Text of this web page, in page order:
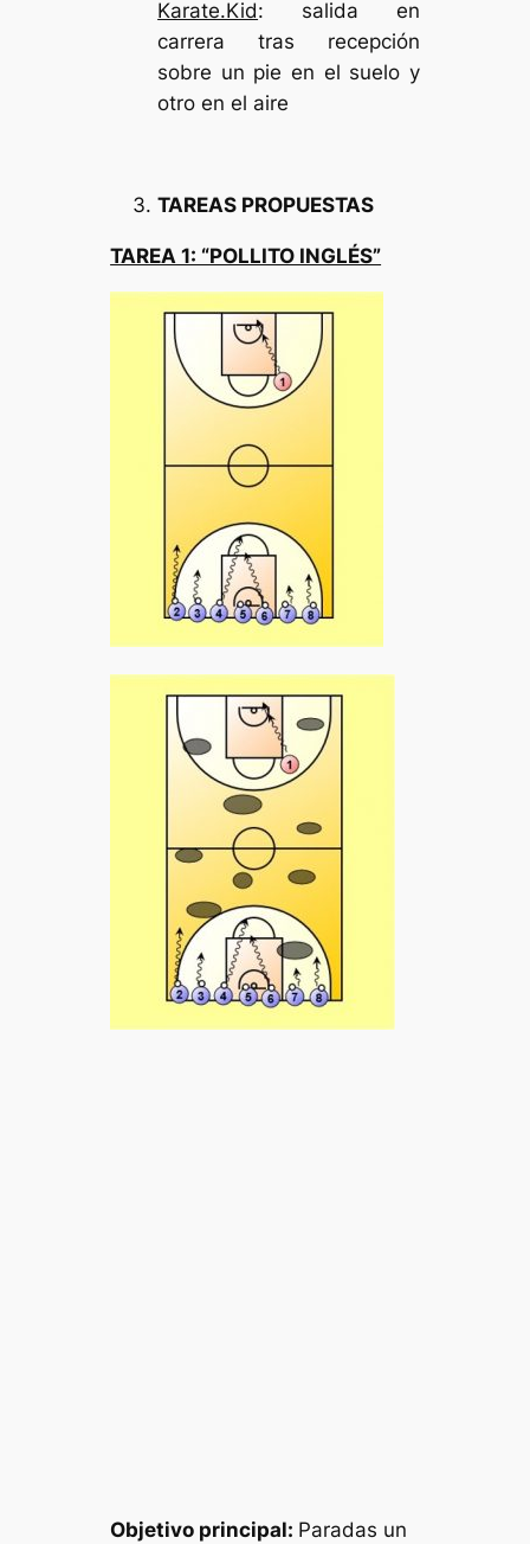
Karate.Kid: salida en
carrera tras recepción
sobre un pie en el suelo y
otro en el aire
TAREAS PROPUESTAS
TAREA 1: “POLLITO INGLÉS”
Objetivo principal: Paradas un